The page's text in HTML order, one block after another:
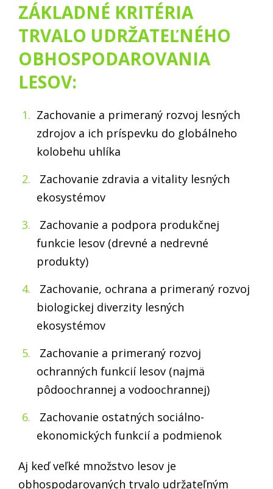
ZÁKLADNÉ KRITÉRIA
TRVALO UDRŽATEĽNÉHO
OBHOSPODAROVANIA
LESOV:
Zachovanie a primeraný rozvoj lesných
zdrojov a ich príspevku do globálneho
kolobehu uhlíka
Zachovanie zdravia a vitality lesných
ekosystémov
Zachovanie a podpora produkčnej
funkcie lesov (drevné a nedrevné
produkty)
Zachovanie, ochrana a primeraný rozvoj
biologickej diverzity lesných
ekosystémov
Zachovanie a primeraný rozvoj
ochranných funkcií lesov (najmä
pôdoochrannej a vodoochrannej)
Zachovanie ostatných sociálno-
ekonomických funkcií a podmienok
Aj keď veľké množstvo lesov je
obhospodarovaných trvalo udržateľným